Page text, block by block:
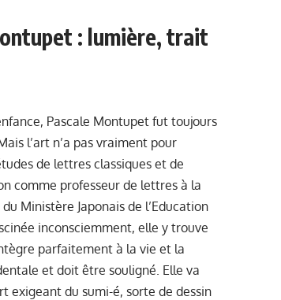
: lumière, trait
Pascale Montupet fut toujours
l’art n’a pas vraiment pour
de lettres classiques et de
comme professeur de lettres à la
Ministère Japonais de l’Education
inconsciemment, elle y trouve
parfaitement à la vie et la
et doit être souligné. Elle va
exigeant du sumi-é, sorte de dessin